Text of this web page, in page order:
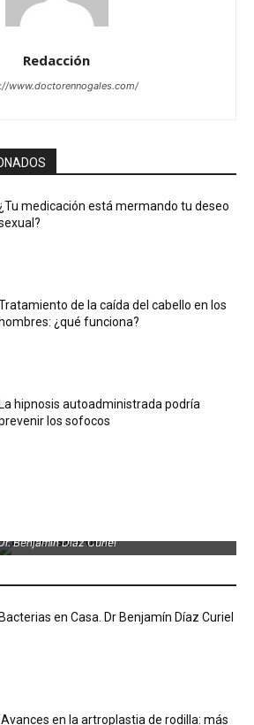
Redacción
www.doctorennogales.com/
medicación está mermando tu deseo
de la caída del cabello en los
hombres: ¿qué funciona?
La hipnosis autoadministrada podría
los sofocos
Benjamin Díaz Curiel
Bacterias en Casa. Dr Benjamín Díaz Curiel
Avances en la artroplastia de rodilla: más